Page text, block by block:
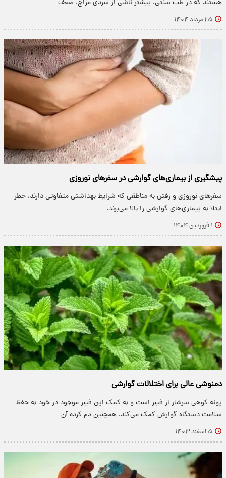
هستند که در طب سنتی، بیشتر ناشی از سردی مزاج، ضعف…
۲۵ مرداد ۱۴۰۴
پیشگیری از بیماری‌های گوارشی در سفرهای نوروزی
سفرهای نوروزی و رفتن به مناطقی که شرایط بهداشتی متفاوتی دارند، خطر
ابتلا به بیماری‌های گوارشی را بالا می‌برند.…
۱ فروردین ۱۴۰۴
دمنوشی عالی برای اختلالات گوارشی
پونه کوهی سرشار از فیبر است و به کمک این فیبر موجود در خود به حفظ
سلامت دستگاه گوارش کمک می‌کند، همچنین دم کرده آن…
۵ اسفند ۱۴۰۳